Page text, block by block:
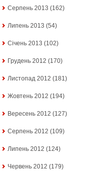
Серпень 2013 (162)
Липень 2013 (54)
Січень 2013 (102)
Грудень 2012 (170)
Листопад 2012 (181)
Жовтень 2012 (194)
Вересень 2012 (127)
Серпень 2012 (109)
Липень 2012 (124)
Червень 2012 (179)